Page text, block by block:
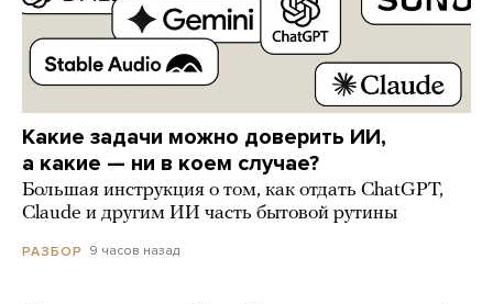
Какие задачи можно доверить ИИ,
а какие — ни в коем случае?
Большая инструкция о том, как отдать ChatGPT,
Claude и другим ИИ часть бытовой рутины
РАЗБОР 9 часов назад